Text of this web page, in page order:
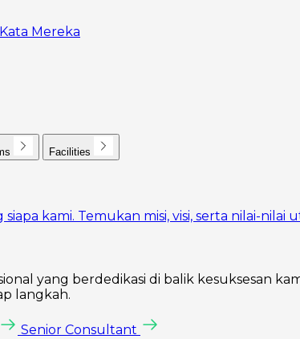
Mereka
Facilities
kami. Temukan misi, visi, serta nilai-
yang berdedikasi di balik kesuksesan
langkah.
Senior Consultant